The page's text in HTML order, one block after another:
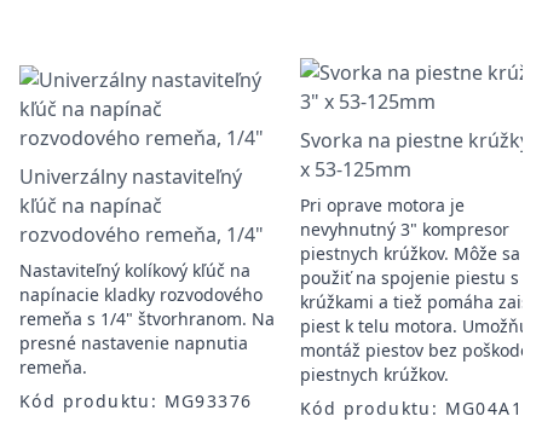
Univerzálny nastaviteľný
kľúč na napínač
rozvodového remeňa, 1/4"
Nastaviteľný kolíkový kľúč na
napínacie kladky rozvodového
remeňa s 1/4" štvorhranom. Na
presné nastavenie napnutia
remeňa.
Kód produktu: MG93376
Svorka na piestne krúžky
x 53-125mm
Pri oprave motora je
nevyhnutný 3" kompresor
piestnych krúžkov. Môže sa
použiť na spojenie piestu s
krúžkami a tiež pomáha
piest k telu motora.
montáž piestov bez
piestnych krúžkov.
Kód produktu: